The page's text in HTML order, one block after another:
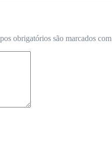
obrigatórios são marcados com